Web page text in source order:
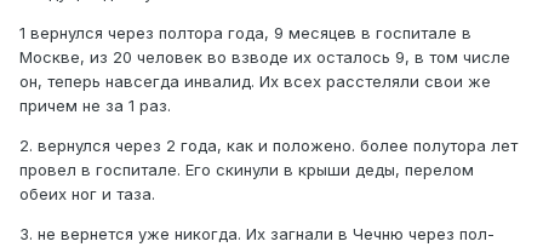
1 вернулся через полтора года, 9 месяцев в госпитале в
Москве, из 20 человек во взводе их осталось 9, в том числе
он, теперь навсегда инвалид. Их всех расстеляли свои же
причем не за 1 раз.
2. вернулся через 2 года, как и положено. более полутора лет
провел в госпитале. Его скинули в крыши деды, перелом
обеих ног и таза.
3. не вернется уже никогда. Их загнали в Чечню через пол-